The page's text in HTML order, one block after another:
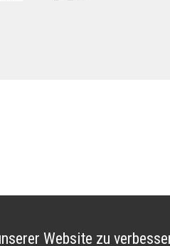
Website zu